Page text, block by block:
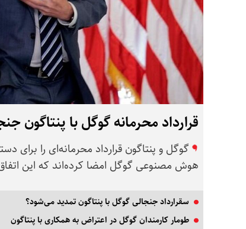
قرارداد محرمانه گوگل با پنتاگون
گوگل و پنتاگون قرارداد محرمانه‌ای را برای
هوش مصنوعی گوگل امضا کرده‌اند که این
سقرارداد جنجالی گوگل با پنتاگون تمدید می‌شود؟
طومار کارمندان گوگل در اعتراض به همکاری با پنتاگون